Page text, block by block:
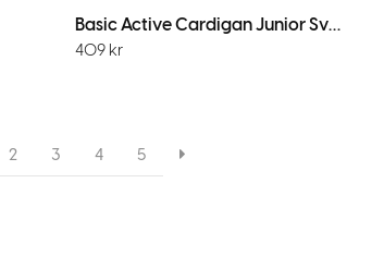
Basic Active Cardigan Junior Svart
409 kr
2 3 4 5